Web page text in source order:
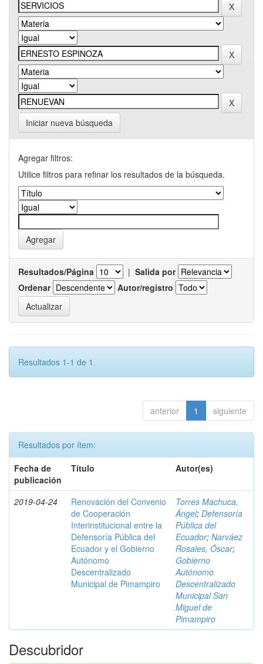
Iniciar nueva búsqueda
Agregar filtros:
Utilice filtros para refinar los resultados de la búsqueda.
Resultados/Página | Salida por
Ordenar
Autor/registro
Resultados 1-1 de 1.
anterior 1 siguiente
Resultados por ítem:
Fecha de
publicación
Título Autor(es)
2019-04-24
Renovación del Convenio
de Cooperación
Interinstitucional entre la
Defensoría Pública del
Ecuador y el Gobierno
Autónomo
Descentralizado
Municipal de Pimampiro
Torres Machuca,
Ángel; Defensoría
Pública del
Ecuador; Narváez
Rosales, Óscar;
Gobierno
Autónomo
Descentralizado
Municipal San
Miguel de
Pimampiro
Descubridor